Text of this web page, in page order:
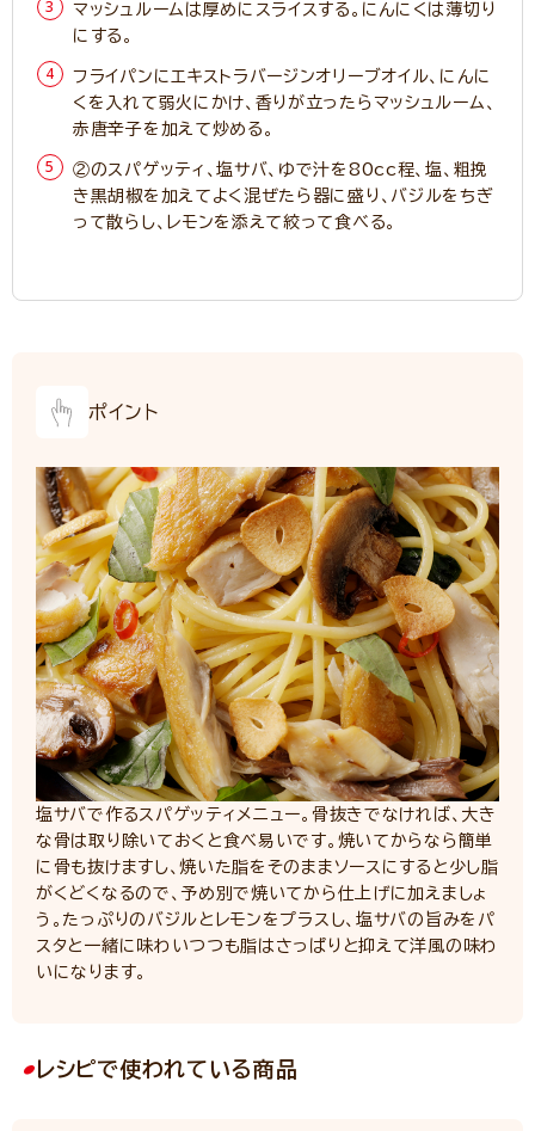
マッシュルームは厚めにスライスする。にんにくは薄切り
にする。
フライパンにエキストラバージンオリーブオイル、にんに
くを入れて弱火にかけ、香りが立ったらマッシュルーム、
赤唐辛子を加えて炒める。
②のスパゲッティ、塩サバ、ゆで汁を80cc程、塩、粗挽
き黒胡椒を加えてよく混ぜたら器に盛り、バジルをちぎ
って散らし、レモンを添えて絞って食べる。
ポイント
塩サバで作るスパゲッティメニュー。骨抜きでなければ、大き
な骨は取り除いておくと食べ易いです。焼いてからなら簡単
に骨も抜けますし、焼いた脂をそのままソースにすると少し脂
がくどくなるので、予め別で焼いてから仕上げに加えましょ
う。たっぷりのバジルとレモンをプラスし、塩サバの旨みをパ
スタと一緒に味わいつつも脂はさっぱりと抑えて洋風の味わ
いになります。
レシピで使われている商品